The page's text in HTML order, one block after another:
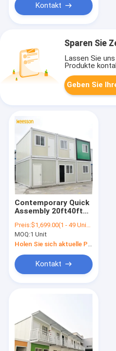
Kontakt
Sparen Sie
Lassen Sie
Produkte
Geben Sie
Contemporary Quick
Assembly 20ft40ft
Container House As
Worker Camp
Preis:$1,699.00(1 - 49 Units) $1,599.00(50 - 99 Units) $1,499.00(>=100 Units)
MOQ:1 Unit
Kontakt